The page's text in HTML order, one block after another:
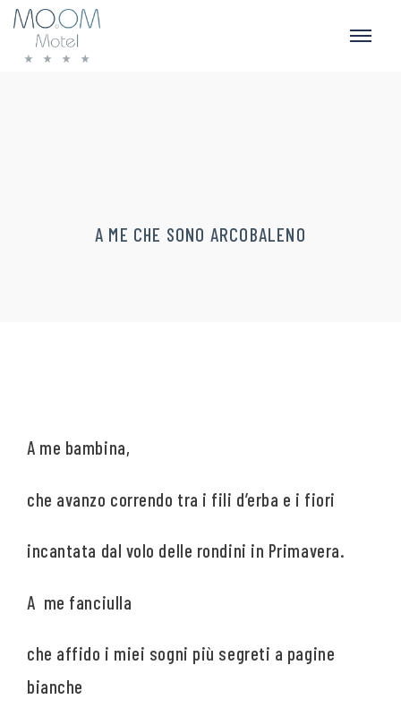
A ME CHE SONO ARCOBALENO
A me bambina,
che avanzo correndo tra i fili d’erba e i fiori
incantata dal volo delle rondini in Primavera.
A me fanciulla
che affido i miei sogni più segreti a pagine
bianche